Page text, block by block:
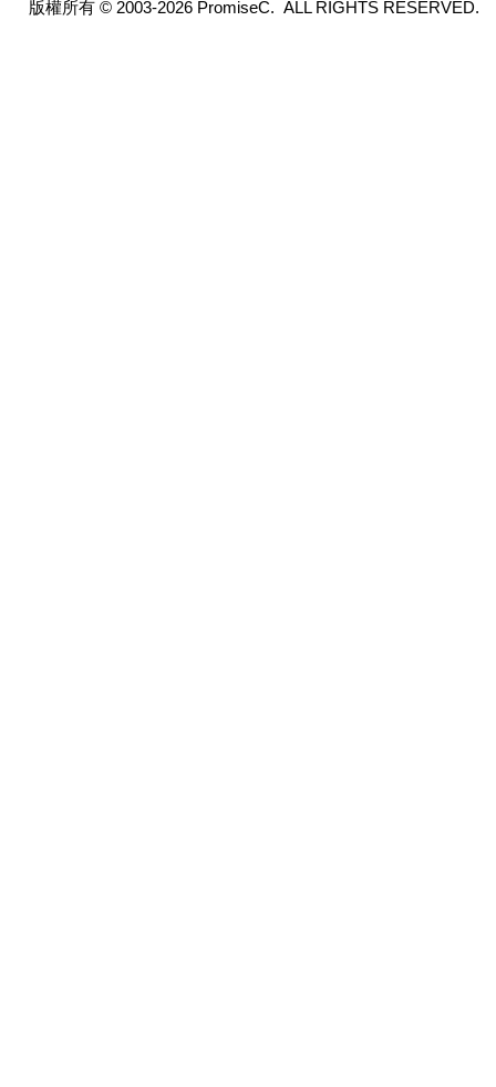
版權所有 © 2003-2026 PromiseC. ALL RIGHTS RESERVED.